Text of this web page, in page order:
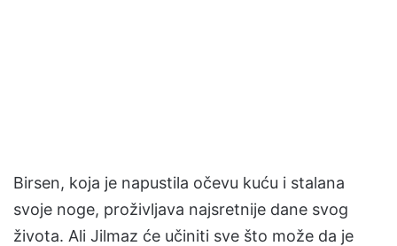
Birsen, koja je napustila očevu kuću i stalana
svoje noge, proživljava najsretnije dane svog
života. Ali Jilmaz će učiniti sve što može da je